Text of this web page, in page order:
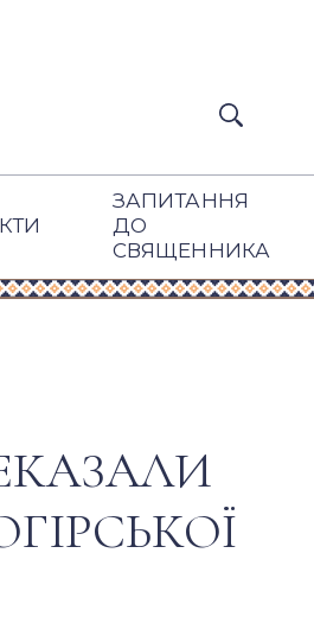
ЗАПИТАННЯ
ДО
СВЯЩЕННИКА